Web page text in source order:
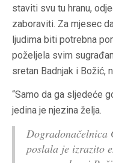
staviti svu tu hranu,
zaboraviti. Za mjesec
ljudima biti potrebna
poželjela svim
sretan Badnjak i Božić,
“Samo da ga sljedeće
jedina je njezina želja.
poslala je izrazito